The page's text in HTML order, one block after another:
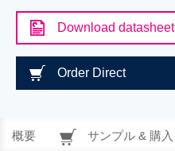
Download datasheet
Order Direct
概要 サンプル & 購入